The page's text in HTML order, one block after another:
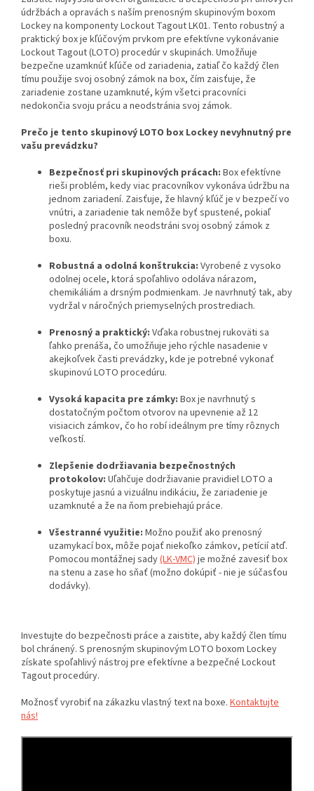
údržbách a opravách s naším prenosným skupinovým boxom
Lockey na komponenty Lockout Tagout LK01. Tento robustný a
praktický box je kľúčovým prvkom pre efektívne vykonávanie
Lockout Tagout (LOTO) procedúr v skupinách. Umožňuje
bezpečne uzamknúť kľúče od zariadenia, zatiaľ čo každý člen
tímu použije svoj osobný zámok na box, čím zaisťuje, že
zariadenie zostane uzamknuté, kým všetci pracovníci
nedokončia svoju prácu a neodstránia svoj zámok.
Prečo je tento skupinový LOTO box Lockey nevyhnutný pre
vašu prevádzku?
Bezpečnosť pri skupinových prácach: Box efektívne
rieši problém, kedy viac pracovníkov vykonáva údržbu na
jednom zariadení. Zaisťuje, že hlavný kľúč je v bezpečí vo
vnútri, a zariadenie tak nemôže byť spustené, pokiaľ
posledný pracovník neodstráni svoj osobný zámok z
boxu.
Robustná a odolná konštrukcia: Vyrobené z vysoko
odolnej ocele, ktorá spoľahlivo odoláva nárazom,
chemikáliám a drsným podmienkam. Je navrhnutý tak, aby
vydržal v náročných priemyselných prostrediach.
Prenosný a praktický: Vďaka robustnej rukoväti sa
ľahko prenáša, čo umožňuje jeho rýchle nasadenie v
akejkoľvek časti prevádzky, kde je potrebné vykonať
skupinovú LOTO procedúru.
Vysoká kapacita pre zámky: Box je navrhnutý s
dostatočným počtom otvorov na upevnenie až 12
visiacich zámkov, čo ho robí ideálnym pre tímy rôznych
veľkostí.
Zlepšenie dodržiavania bezpečnostných
protokolov: Uľahčuje dodržiavanie pravidiel LOTO a
poskytuje jasnú a vizuálnu indikáciu, že zariadenie je
uzamknuté a že na ňom prebiehajú práce.
Všestranné využitie: Možno použiť ako prenosný
uzamykací box, môže pojať niekoľko zámkov, petícií atď.
Pomocou montážnej sady(LK-VMC) je možné zavesiť box
na stenu a zase ho sňať (možno dokúpiť - nie je súčasťou
dodávky).
Investujte do bezpečnosti práce a zaistite, aby každý člen tímu
bol chránený. S prenosným skupinovým LOTO boxom Lockey
získate spoľahlivý nástroj pre efektívne a bezpečné Lockout
Tagout procedúry.
Možnosť vyrobiť na zákazku vlastný text na boxe. Kontaktujte
nás!